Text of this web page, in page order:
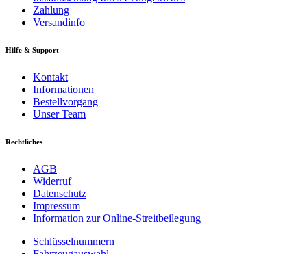
Zahlung
Versandinfo
Hilfe & Support
Kontakt
Informationen
Bestellvorgang
Unser Team
Rechtliches
AGB
Widerruf
Datenschutz
Impressum
Information zur Online-Streitbeilegung
Schlüsselnummern